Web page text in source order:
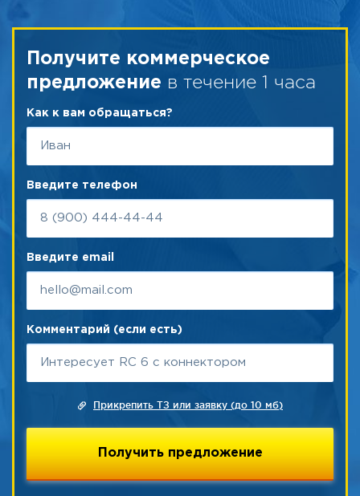
Получите коммерческое
предложение в течение 1 часа
Как к вам обращаться?
Введите телефон
Введите email
Комментарий (если есть)
Прикрепить ТЗ или заявку (до 10 мб)